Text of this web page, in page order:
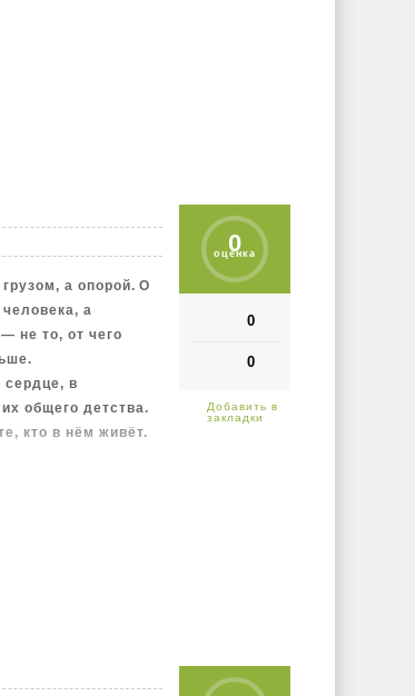
0
оценка
0
0
а опорой. О
а
не то, от чего
в
общего детства.
кто в нём живёт.